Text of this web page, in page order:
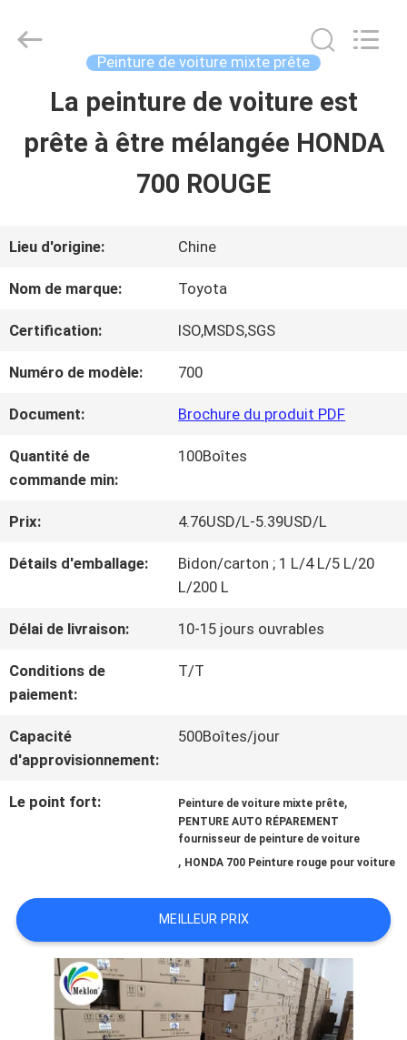
APERÇU
VIDÉOS
DE
NOUS
LA
QUALITÉ
CONTACT
DEMANDE
DE
SOUMISSION
Meklon
Reserved.
Peinture de voiture mixte prête
La peinture de voiture est
prête à être mélangée HONDA
700 ROUGE
Lieu d'origine: Chine
Nom de marque: Toyota
Certification: ISO,MSDS,SGS
Numéro de modèle: 700
Document: Brochure du produit PDF
Quantité de
commande min:
100Boîtes
Prix: 4.76USD/L-5.39USD/L
Détails d'emballage:
Bidon/carton ; 1 L/4 L/5 L/20
L/200 L
Délai de livraison: 10-15 jours ouvrables
Conditions de
paiement:
T/T
Capacité
d'approvisionnement:
500Boîtes/jour
Le point fort: Peinture de voiture mixte prête,
PENTURE AUTO RÉPAREMENT
fournisseur de peinture de voiture
, HONDA 700 Peinture rouge pour voiture
MEILLEUR PRIX